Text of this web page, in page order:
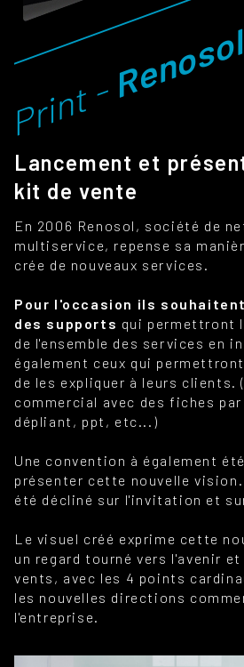
Print -Renosol
Lancement et
kit de vente
En 2006 Renosol, société de
multiservice, repense sa
crée de nouveaux services.
Pour l'occasion ils
des supports qui permettront
de l'ensemble des services en
également ceux qui
de les expliquer à leurs clients.
commercial avec des fiches
dépliant, ppt, etc...)
Une convention à également
présenter cette nouvelle
été décliné sur l'invitation et
Le visuel créé exprime cette
un regard tourné vers l'avenir et
vents, avec les 4 points
les nouvelles directions
l'entreprise.